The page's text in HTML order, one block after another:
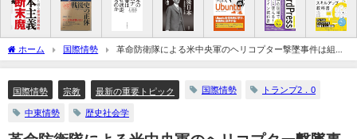
ホーム 国際情勢
革命防衛隊による米中央軍のヘリコプター撃墜事件は組織
的弱体化の表れ－経済破綻でバザール層が現実派支援に動き出す（追記：強硬派の声
国際情勢
宗教 最新の重要トピック 国際情勢
トランプ2．0
中東情勢
歴史社会学